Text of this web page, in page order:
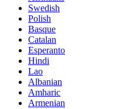
Swedish
Polish
Basque
Catalan
Esperanto
Hindi
Lao
Albanian
Amharic
Armenian